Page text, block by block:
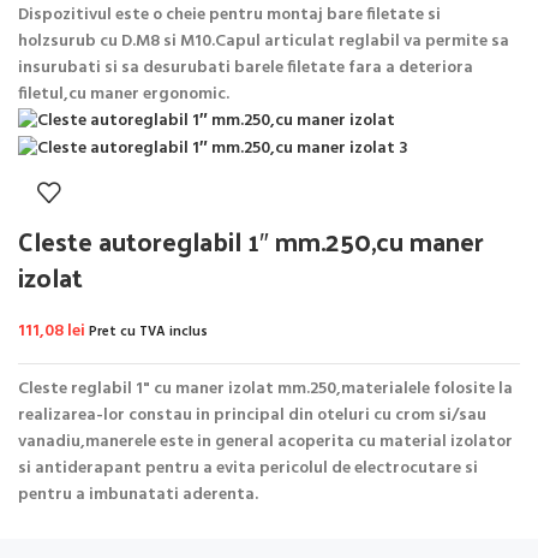
Dispozitivul este o cheie pentru montaj bare filetate si
holzsurub cu D.M8 si M10.Capul articulat reglabil va permite sa
insurubati si sa desurubati barele filetate fara a deteriora
filetul,cu maner ergonomic.
Cleste autoreglabil 1″ mm.250,cu maner
izolat
111,08lei Pret cu TVA inclus
Cleste reglabil 1" cu maner izolat mm.250,materialele folosite la
realizarea-lor constau in principal din oteluri cu crom si/sau
vanadiu,manerele este in general acoperita cu material izolator
si antiderapant pentru a evita pericolul de electrocutare si
pentru a imbunatati aderenta.